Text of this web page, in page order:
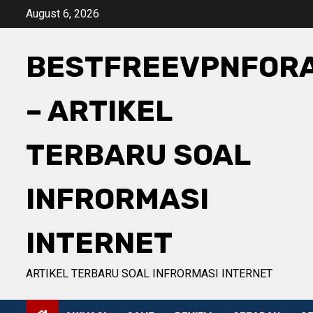
August 6, 2026
– ARTIKEL
TERBARU SOAL
INFRORMASI
INTERNET
ARTIKEL TERBARU SOAL INFRORMASI INTERNET